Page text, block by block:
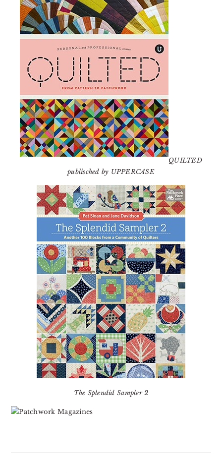
QUILTED
publisched by UPPERCASE
The Splendid Sampler 2